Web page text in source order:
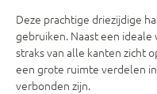
Deze prachtige driezijdige
gebruiken. Naast een
straks van alle kanten zicht
een grote ruimte verdelen
verbonden zijn.